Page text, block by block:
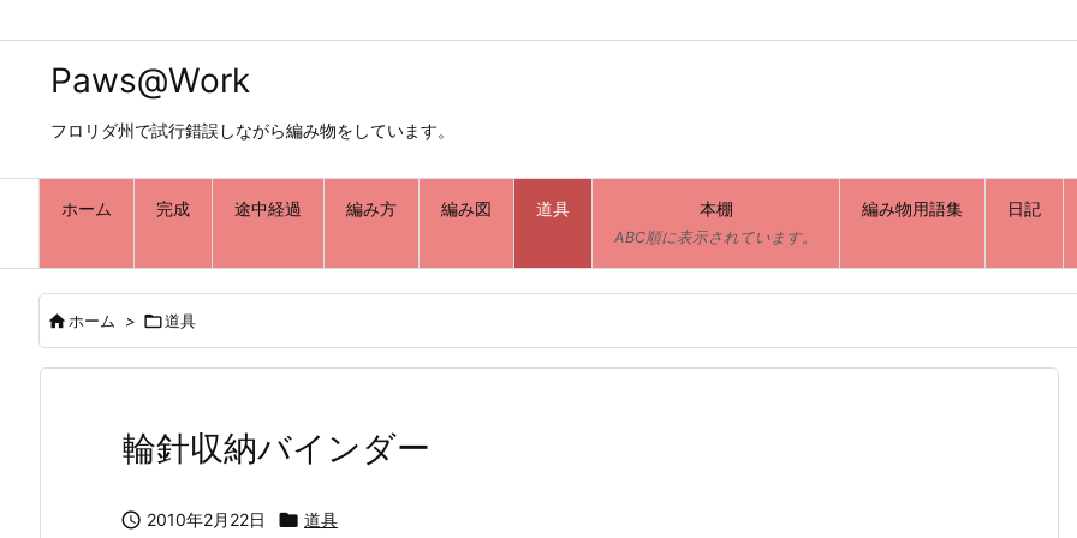
Paws@Work
フロリダ州で試行錯誤しながら編み物をしています。
ホーム 完成 途中経過 編み方 編み図 道具 本棚
ABC順に表示されています。
編み物用語集 日記
ホーム > 道具
輪針収納バインダー
 2010年2月22日  道具